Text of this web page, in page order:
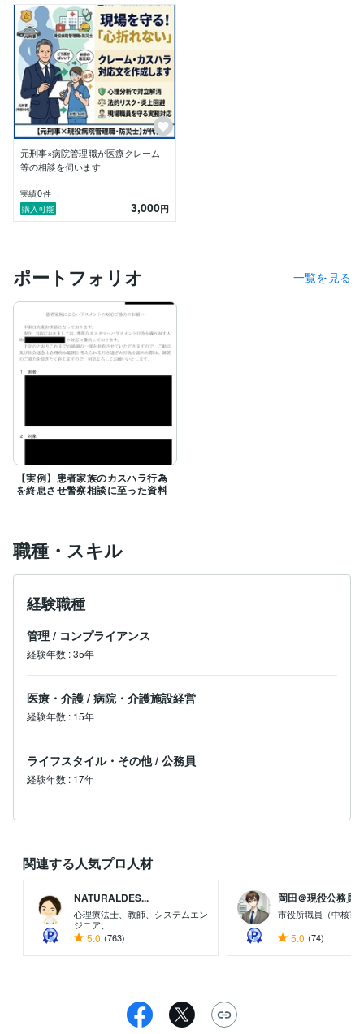
レーム対応、示談交渉、BCP（防災）対策に従事。現在
も医療機関の管理職として、日々、院内外の複雑な人間
関係やトラブルの「調整役」を担っております。
■ 私がお役に立てること
医療現場は、時に患者様やご家族の感情が爆発しやすい
場所です。現場の職員が疲弊し、心が折れてしまう前
に、支える手立てを提案します。
納得のいく返信文作成： 相手の感情を逆なでせず、か
つこちらの主張を正確に伝える文章設計。
ペイシェントハラスメント対策： 「これ以上は受け入
れられない」という境界線を、冷静かつ強固に引くため
のアドバイス。
のか」を読み解き、三方良しの着地点を模索します。
■ サービスへの想い
私自身、かつては刑事として、今は医療従事者として、
多くの「対立」を見てきました。
トラブルの渦中にいると、孤独感や強いストレスを感じ
るものです。
そんな時は、私を頼ってください。
これまでの経験すべてが誰かの「盾」になるためにあっ
ご相談内容は完全非公開・秘密厳守をお約束します。
元刑事×病院管理職が医療クレーム
等の相談を伺います
実績0件
購入可能
3,000円
ポートフォリオ 一覧を見る
【実例】患者家族のカスハラ行為
を終息させ警察相談に至った資料
職種・スキル
経験職種
管理 / コンプライアンス
経験年数 :35年
医療・介護 / 病院・介護施設経営
経験年数 : 15年
ライフスタイル・その他 / 公務員
経験年数 : 17年
関連する人気プロ人材
NATURALDES...
心理療法士、教師、システムエン
ジニア、
5.0 (763)
岡田＠現役公務員
市役所職員（中核市
5.0 (74)